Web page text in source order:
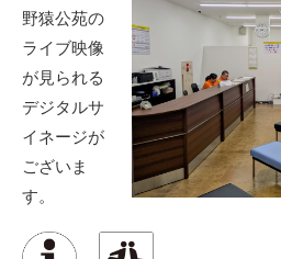
野猿公苑の
ライブ映像
が見られる
デジタルサ
イネージが
ございま
す。